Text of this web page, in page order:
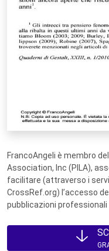
FrancoAngeli è membro
Association, Inc (PILA),
facilitare (attraverso i
CrossRef.org) l’accesso
pubblicazioni professionali